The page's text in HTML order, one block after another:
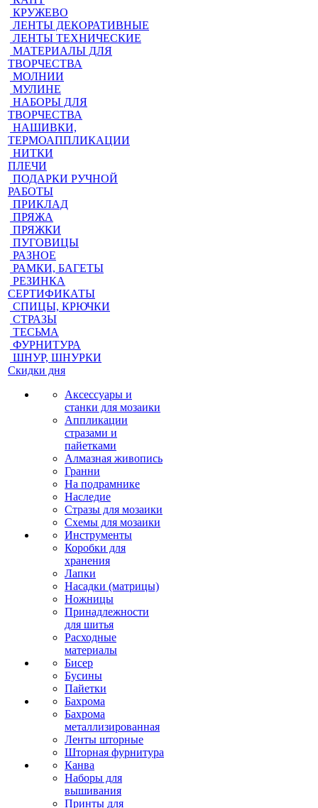
КРУЖЕВО
ЛЕНТЫ ДЕКОРАТИВНЫЕ
ЛЕНТЫ ТЕХНИЧЕСКИЕ
МАТЕРИАЛЫ ДЛЯ
ТВОРЧЕСТВА
МОЛНИИ
МУЛИНЕ
НАБОРЫ ДЛЯ
ТВОРЧЕСТВА
НАШИВКИ,
ТЕРМОАППЛИКАЦИИ
НИТКИ
ПЛЕЧИ
ПОДАРКИ РУЧНОЙ
РАБОТЫ
ПРИКЛАД
ПРЯЖА
ПРЯЖКИ
ПУГОВИЦЫ
РАЗНОЕ
РАМКИ, БАГЕТЫ
РЕЗИНКА
СЕРТИФИКАТЫ
СПИЦЫ, КРЮЧКИ
СТРАЗЫ
ТЕСЬМА
ФУРНИТУРА
ШНУР, ШНУРКИ
Скидки дня
Аксессуары и
станки для мозаики
Аппликации
стразами и
пайетками
Алмазная живопись
Гранни
На подрамнике
Наследие
Стразы для мозаики
Схемы для мозаики
Инструменты
Коробки для
хранения
Лапки
Насадки (матрицы)
Ножницы
Принадлежности
для шитья
Расходные
материалы
Бисер
Бусины
Пайетки
Бахрома
Бахрома
металлизированная
Ленты шторные
Шторная фурнитура
Канва
Наборы для
вышивания
Принты для